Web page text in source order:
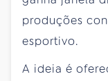
produções
esportivo.
A ideia é